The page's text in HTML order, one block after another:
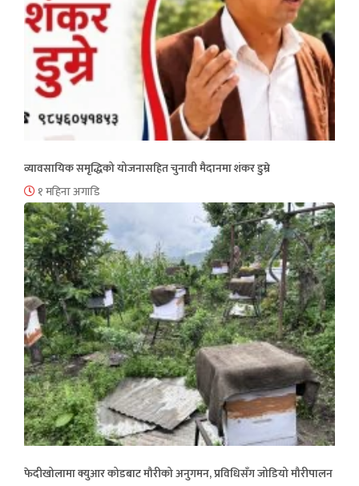
व्यावसायिक समृद्धिको योजनासहित चुनावी मैदानमा शंकर डुम्रे
१ महिना अगाडि
फेदीखोलामा क्युआर कोडबाट मौरीको अनुगमन, प्रविधिसँग जोडियो मौरीपालन